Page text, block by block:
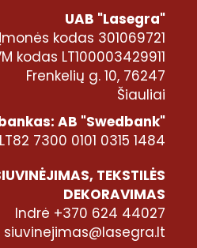
UAB "Lasegra"
kodas 301069721
kodas LT100003429911
Frenkelių g. 10, 76247
Šiauliai
AB "Swedbank"
7300 0101 0315 1484
TEKSTILĖS
DEKORAVIMAS
Indrė +370 624 44027
siuvinejimas@lasegra.lt